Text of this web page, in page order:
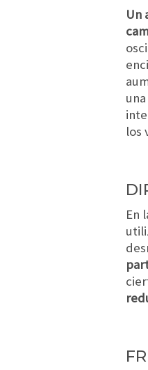
Un
los
En